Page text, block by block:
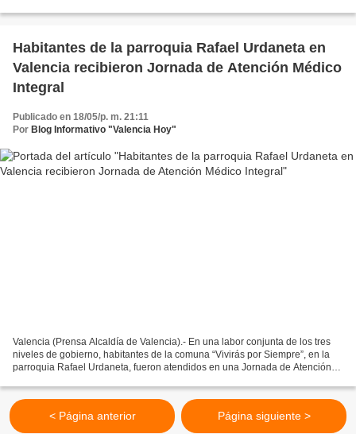
Habitantes de la parroquia Rafael Urdaneta en
Valencia recibieron Jornada de Atención Médico
Integral
Publicado en 18/05/p. m. 21:11
Por Blog Informativo "Valencia Hoy"
Valencia (Prensa Alcaldía de Valencia).- En una labor conjunta de los tres
niveles de gobierno, habitantes de la comuna “Vivirás por Siempre”, en la
parroquia Rafael Urdaneta, fueron atendidos en una Jornada de Atención
< Página anterior Página siguiente >